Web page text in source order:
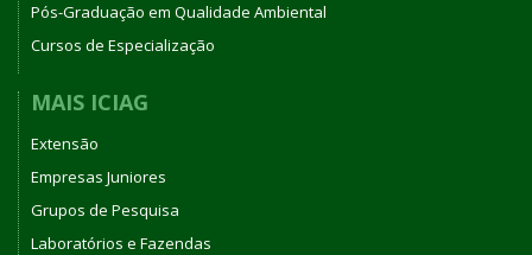
Pós-Graduação em Qualidade Ambiental
Cursos de Especialização
MAIS ICIAG
Extensão
Empresas Juniores
Grupos de Pesquisa
Laboratórios e Fazendas